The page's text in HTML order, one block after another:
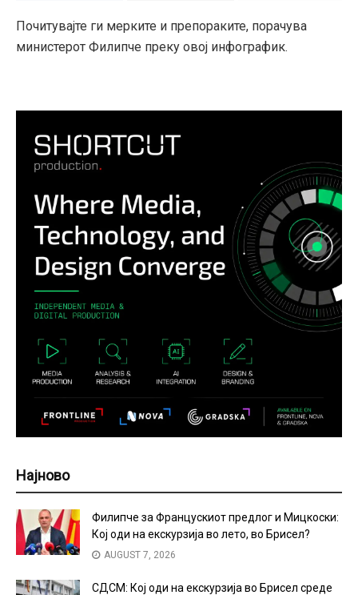
Почитувајте ги мерките и препораките, порачува
министерот Филипче преку овој инфографик.
Најново
Филипче за Францускиот предлог и Мицкоски:
Кој оди на екскурзија во лето, во Брисел?
AUGUST 7, 2026
СДСМ: Кој оди на екскурзија во Брисел среде